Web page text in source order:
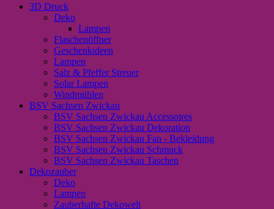
3D Druck
Deko
Lampen
Flaschenöffner
Geschenkideen
Lampen
Salz & Pfeffer Streuer
Solar Lampen
Windmühlen
BSV Sachsen Zwickau
BSV Sachsen Zwickau Accessoires
BSV Sachsen Zwickau Dekoration
BSV Sachsen Zwickau Fan - Bekleidung
BSV Sachsen Zwickau Schmuck
BSV Sachsen Zwickau Taschen
Dekozauber
Deko
Lampen
Zauberhafte Dekowelt